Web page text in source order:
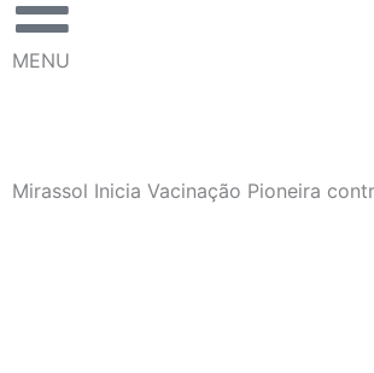
MENU
Mirassol Inicia Vacinação Pioneira